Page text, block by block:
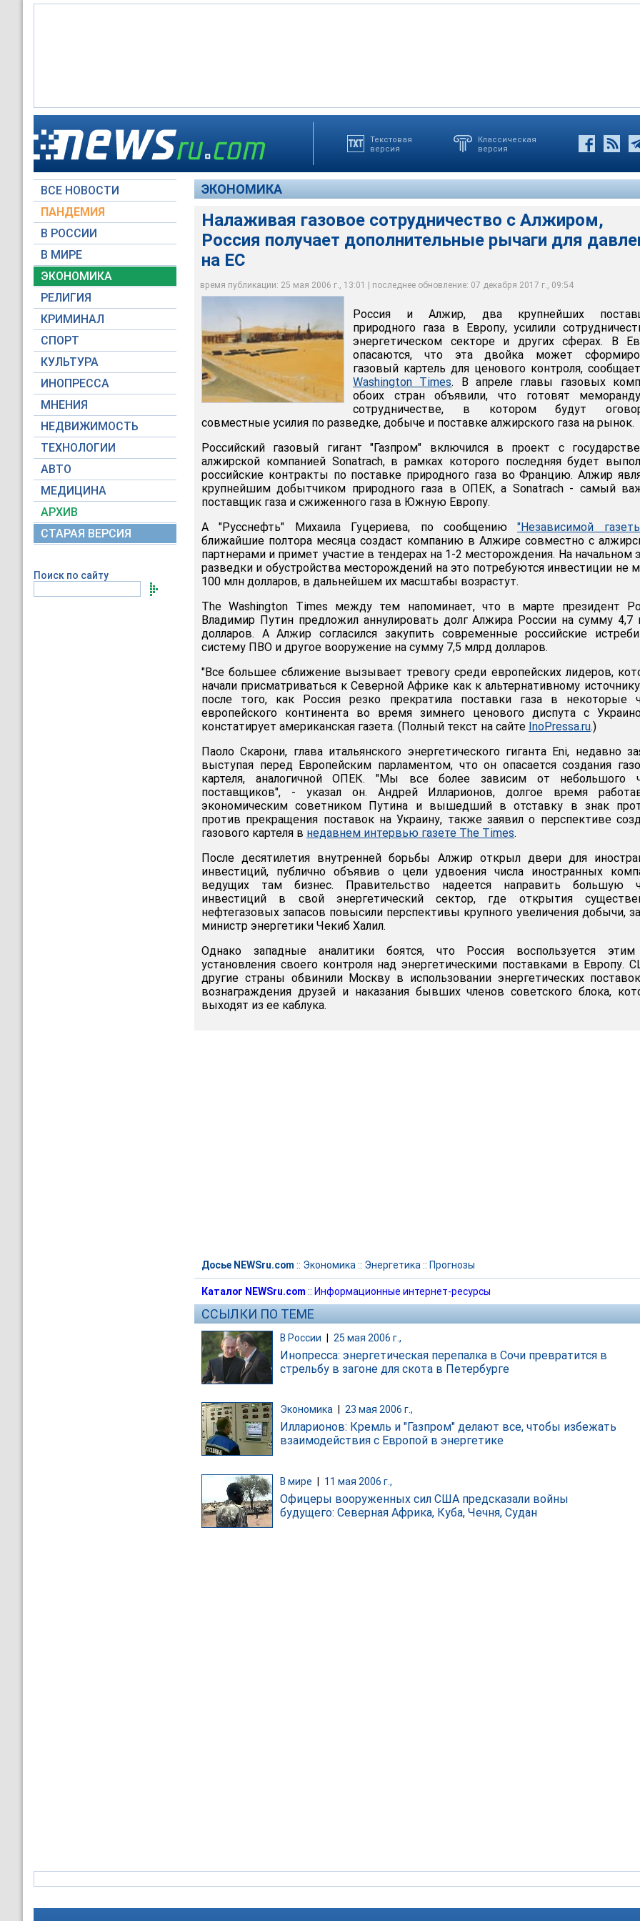
Текстовая
версия
Классическая
версия
ВСЕ НОВОСТИ
ПАНДЕМИЯ
В РОССИИ
В МИРЕ
ЭКОНОМИКА
РЕЛИГИЯ
КРИМИНАЛ
СПОРТ
КУЛЬТУРА
ИНОПРЕССА
МНЕНИЯ
НЕДВИЖИМОСТЬ
ТЕХНОЛОГИИ
АВТО
МЕДИЦИНА
АРХИВ
СТАРАЯ ВЕРСИЯ
Поиск по сайту
ЭКОНОМИКА
Налаживая газовое сотрудничество с Алжиром,
Россия получает дополнительные рычаги для
на ЕС
время публикации: 25 мая 2006 г., 13:01 | последнее обновление: 07 декабря 2017 г., 09:54
Налаживая газовое сотрудничество с Алжиром, Россия получает дополнительные
рычаги для давления на ЕС
http://www.internationalspecialreports.com/
Россия и Алжир, два крупнейших
природного газа в Европу, усилили
энергетическом секторе и других сферах. В
опасаются, что эта двойка может
газовый картель для ценового контроля, сообщает
Washington Times. В апреле главы газовых
обоих стран объявили, что готовят
сотрудничестве, в котором будут
совместные усилия по разведке, добыче и поставке алжирского газа на рынок.
Российский газовый гигант "Газпром" включился в проект с
алжирской компанией Sonatrach, в рамках которого последняя будет
российские контракты по поставке природного газа во Францию. Алжир
крупнейшим добытчиком природного газа в ОПЕК, а Sonatrach - самый
поставщик газа и сжиженного газа в Южную Европу.
А "Русснефть" Михаила Гуцериева, по сообщению"Независимой
ближайшие полтора месяца создаст компанию в Алжире совместно с
партнерами и примет участие в тендерах на 1-2 месторождения. На начальном
разведки и обустройства месторождений на это потребуются инвестиции не
100 млн долларов, в дальнейшем их масштабы возрастут.
The Washington Times между тем напоминает, что в марте президент
Владимир Путин предложил аннулировать долг Алжира России на сумму 4,7
долларов. А Алжир согласился закупить современные российские
систему ПВО и другое вооружение на сумму 7,5 млрд долларов.
"Все большее сближение вызывает тревогу среди европейских лидеров,
начали присматриваться к Северной Африке как к альтернативному источнику
после того, как Россия резко прекратила поставки газа в некоторые
европейского континента во время зимнего ценового диспута с
констатирует американская газета. (Полный текст на сайте InoPressa.ru.)
Паоло Скарони, глава итальянского энергетического гиганта Eni, недавно
выступая перед Европейским парламентом, что он опасается создания
картеля, аналогичной ОПЕК. "Мы все более зависим от небольшого
поставщиков", - указал он. Андрей Илларионов, долгое время
экономическим советником Путина и вышедший в отставку в знак
против прекращения поставок на Украину, также заявил о перспективе
газового картеля в недавнем интервью газете The Times.
После десятилетия внутренней борьбы Алжир открыл двери для
инвестиций, публично объявив о цели удвоения числа иностранных
ведущих там бизнес. Правительство надеется направить большую
инвестиций в свой энергетический сектор, где открытия
нефтегазовых запасов повысили перспективы крупного увеличения добычи,
министр энергетики Чекиб Халил.
Однако западные аналитики боятся, что Россия воспользуется
установления своего контроля над энергетическими поставками в Европу.
другие страны обвинили Москву в использовании энергетических
вознаграждения друзей и наказания бывших членов советского блока,
выходят из ее каблука.
Досье NEWSru.com :: Экономика :: Энергетика :: Прогнозы
Каталог NEWSru.com :: Информационные интернет-ресурсы
ССЫЛКИ ПО ТЕМЕ
В России 25 мая 2006 г.,
Инопресса: энергетическая перепалка в Сочи превратится в
стрельбу в загоне для скота в Петербурге
Экономика 23 мая 2006 г.,
Илларионов: Кремль и "Газпром" делают все, чтобы избежать
взаимодействия c Европой в энергетике
В мире | 11 мая 2006 г.,
Офицеры вооруженных сил США предсказали войны
будущего: Северная Африка, Куба, Чечня, Судан